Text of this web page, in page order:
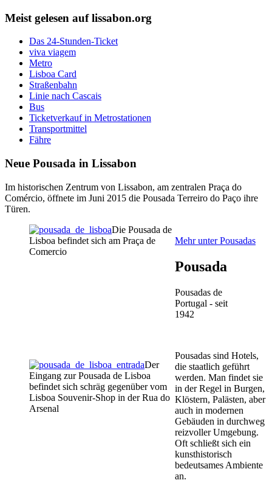
Meist gelesen auf lissabon.org
Das 24-Stunden-Ticket
viva viagem
Metro
Lisboa Card
Straßenbahn
Linie nach Cascais
Bus
Ticketverkauf in Metrostationen
Transportmittel
Fähre
Neue Pousada in Lissabon
Im historischen Zentrum von Lissabon, am zentralen Praça do
Comércio, öffnete im Juni 2015 die Pousada Terreiro do Paço ihre
Türen.
Die Pousada de
Lisboa befindet sich am Praça de
Comercio
Der
Eingang zur Pousada de Lisboa
befindet sich schräg gegenüber vom
Lisboa Souvenir-Shop in der Rua do
Arsenal
Mehr unter Pousadas
Pousada
Pousadas de
Portugal - seit
1942
Pousadas sind Hotels,
die staatlich geführt
werden. Man findet sie
in der Regel in Burgen,
Klöstern, Palästen, aber
auch in modernen
Gebäuden in durchweg
reizvoller Umgebung.
Oft schließt sich ein
kunsthistorisch
bedeutsames Ambiente
an.